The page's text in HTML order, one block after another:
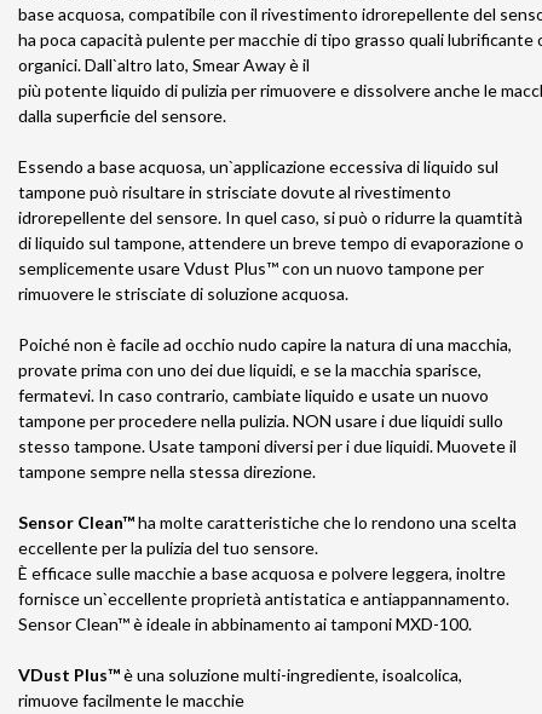
base acquosa, compatibile con il rivestimento idrorepellente del
ha poca capacità pulente per macchie di tipo grasso quali lubrificante
organici. Dall`altro lato, Smear Away è il
più potente liquido di pulizia per rimuovere e dissolvere anche le
dalla superficie del sensore.
Essendo a base acquosa, un`applicazione eccessiva di liquido sul
tampone può risultare in strisciate dovute al rivestimento
idrorepellente del sensore. In quel caso, si può o ridurre la quamtità
di liquido sul tampone, attendere un breve tempo di evaporazione o
semplicemente usare Vdust Plus™ con un nuovo tampone per
rimuovere le strisciate di soluzione acquosa.
Poiché non è facile ad occhio nudo capire la natura di una macchia,
provate prima con uno dei due liquidi, e se la macchia sparisce,
fermatevi. In caso contrario, cambiate liquido e usate un nuovo
tampone per procedere nella pulizia. NON usare i due liquidi sullo
stesso tampone. Usate tamponi diversi per i due liquidi. Muovete il
tampone sempre nella stessa direzione.
Sensor Clean™ha molte caratteristiche che lo rendono una scelta
eccellente per la pulizia del tuo sensore.
È efficace sulle macchie a base acquosa e polvere leggera, inoltre
fornisce un`eccellente proprietà antistatica e antiappannamento.
Sensor Clean™ è ideale in abbinamento ai tamponi MXD-100.
VDust Plus™è una soluzione multi-ingrediente, isoalcolica,
rimuove facilmente le macchie